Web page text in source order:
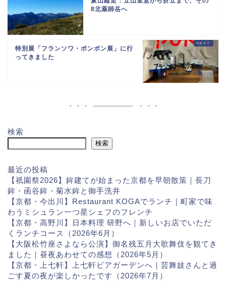
8北薬師岳へ
特別展「フランソワ・ポンポン展」に行
ってきました
検索
検索
最近の投稿
【祇園祭2026】鉾建てが始まった京都を早朝散策｜長刀
鉾・函谷鉾・菊水鉾と御手洗井
【京都・今出川】Restaurant KOGAでランチ｜町家で味
わうミシュラン一つ星シェフのフレンチ
【京都・高野川】日本料理 研野へ｜新しいお店でいただ
くランチコース（2026年6月）
【大阪松竹座さよなら公演】御名残五月大歌舞伎を観てき
ました｜昼夜あわせての感想（2026年5月）
【京都・上七軒】上七軒ビアガーデンへ｜芸舞妓さんと過
ごす夏の夜が楽しかったです（2026年7月）